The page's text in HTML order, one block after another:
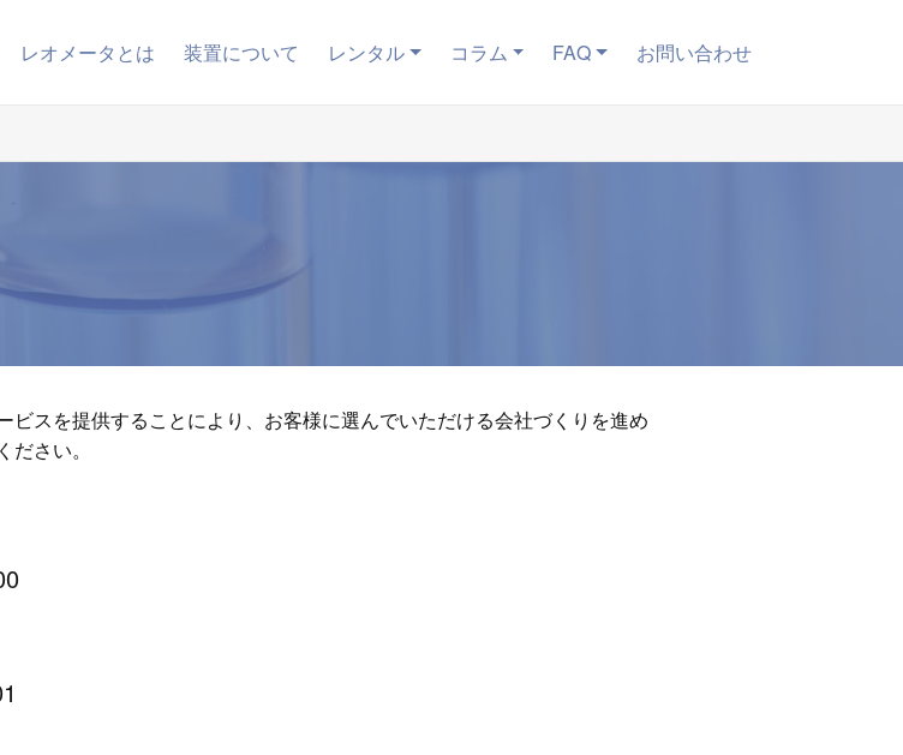
レオメータとは 装置について レンタル コラム FAQ お問い合わせ
スを提供することにより、お客様に選んでいただける会社づくりを進め
さい。